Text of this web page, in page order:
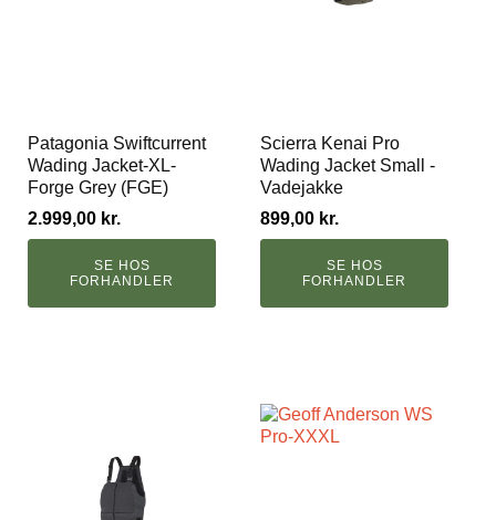
Patagonia Swiftcurrent
Wading Jacket-XL-
Forge Grey (FGE)
2.999,00 kr.
SE HOS
FORHANDLER
Scierra Kenai Pro
Wading Jacket Small -
Vadejakke
899,00 kr.
SE HOS
FORHANDLER